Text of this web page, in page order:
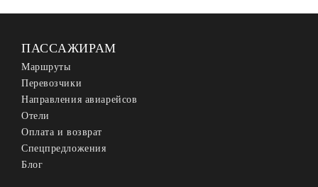
ПАССАЖИРАМ
Маршруты
Перевозчики
Направления авиарейсов
Отели
Оплата и возврат
Спецпредложения
Блог